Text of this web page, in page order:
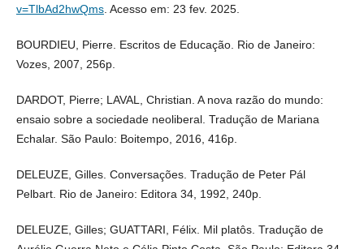
v=TlbAd2hwQms. Acesso em: 23 fev. 2025.
BOURDIEU, Pierre. Escritos de Educação. Rio de Janeiro:
Vozes, 2007, 256p.
DARDOT, Pierre; LAVAL, Christian. A nova razão do mundo:
ensaio sobre a sociedade neoliberal. Tradução de Mariana
Echalar. São Paulo: Boitempo, 2016, 416p.
DELEUZE, Gilles. Conversações. Tradução de Peter Pál
Pelbart. Rio de Janeiro: Editora 34, 1992, 240p.
DELEUZE, Gilles; GUATTARI, Félix. Mil platôs. Tradução de